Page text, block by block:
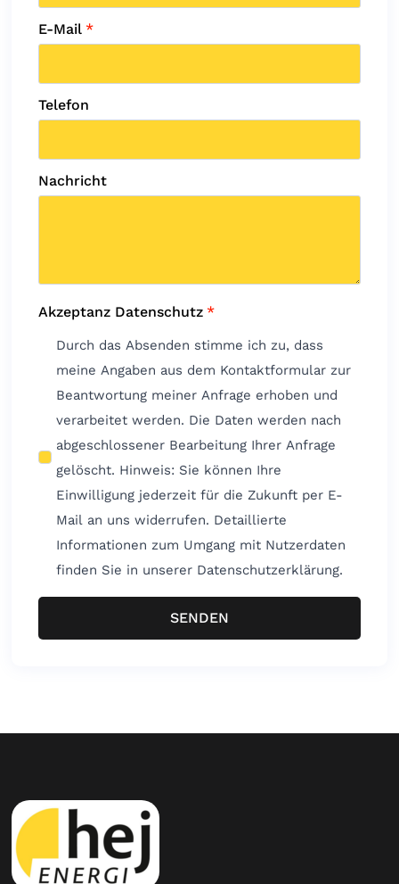
E-Mail *
Telefon
Nachricht
Akzeptanz Datenschutz *
Durch das Absenden stimme ich zu, dass
meine Angaben aus dem Kontaktformular zur
Beantwortung meiner Anfrage erhoben und
verarbeitet werden. Die Daten werden nach
abgeschlossener Bearbeitung Ihrer Anfrage
gelöscht. Hinweis: Sie können Ihre
Einwilligung jederzeit für die Zukunft per E-
Mail an uns widerrufen. Detaillierte
Informationen zum Umgang mit Nutzerdaten
finden Sie in unserer Datenschutzerklärung.
SENDEN